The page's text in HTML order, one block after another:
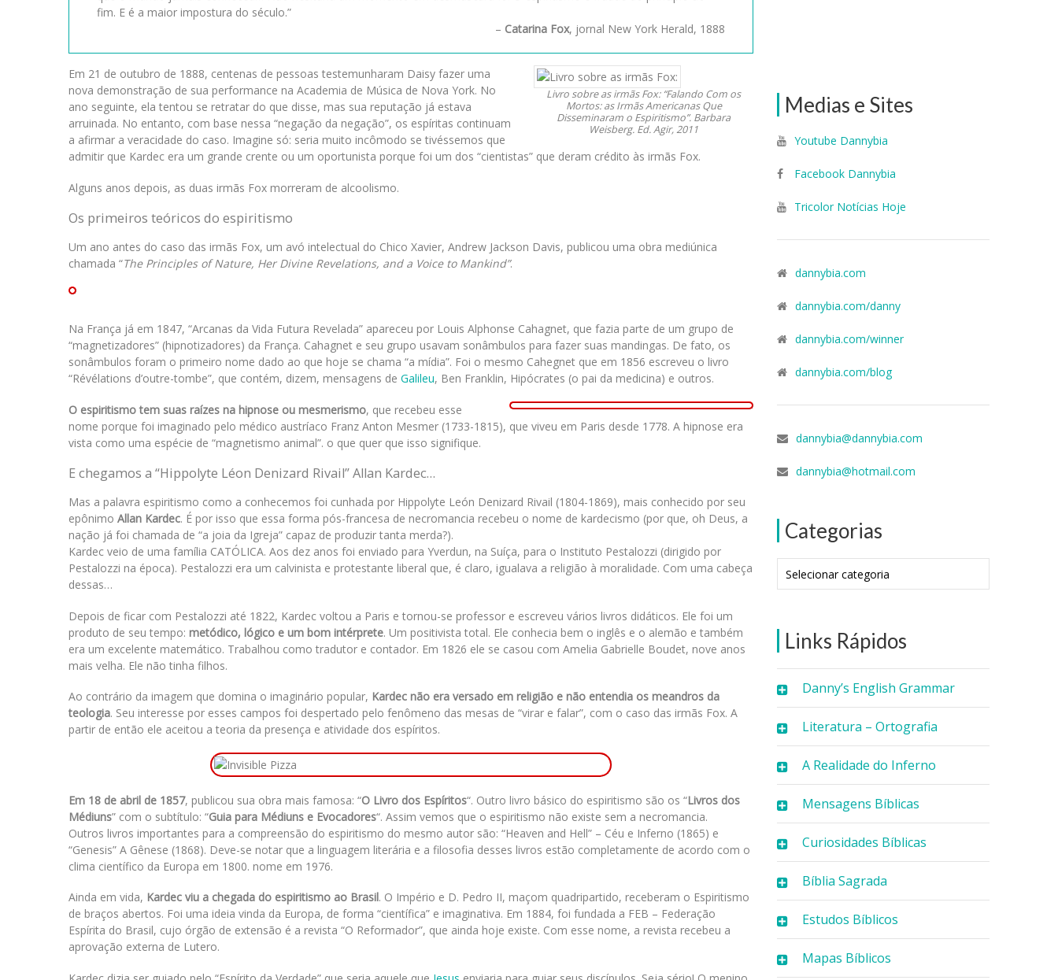
Medias e Sites
Youtube Dannybia
Facebook Dannybia
Tricolor Notícias Hoje
dannybia.com
dannybia.com/danny
dannybia.com/winner
dannybia.com/blog
dannybia@dannybia.com
dannybia@hotmail.com
Categorias
Links Rápidos
Danny’s English Grammar
Literatura – Ortografia
A Realidade do Inferno
Mensagens Bíblicas
Curiosidades Bíblicas
Bíblia Sagrada
Estudos Bíblicos
Mapas Bíblicos
fim. E é a maior impostura do século.”
– Catarina Fox, jornal New York Herald, 1888
Livro sobre as irmãs Fox: “Falando Com os
Mortos: as Irmãs Americanas Que
Disseminaram o Espiritismo”. Barbara
Weisberg. Ed. Agir, 2011
Em 21 de outubro de 1888, centenas de pessoas testemunharam Daisy fazer uma
nova demonstração de sua performance na Academia de Música de Nova York. No
ano seguinte, ela tentou se retratar do que disse, mas sua reputação já estava
arruinada. No entanto, com base nessa “negação da negação”, os espíritas continuam
a afirmar a veracidade do caso. Imagine só: seria muito incômodo se tivéssemos que
admitir que Kardec era um grande crente ou um oportunista porque foi um dos “cientistas” que deram crédito às irmãs Fox.
Alguns anos depois, as duas irmãs Fox morreram de alcoolismo.
Os primeiros teóricos do espiritismo
Um ano antes do caso das irmãs Fox, um avó intelectual do Chico Xavier, Andrew Jackson Davis, publicou uma obra mediúnica
chamada “The Principles of Nature, Her Divine Revelations, and a Voice to Mankind”.
Na França já em 1847, “Arcanas da Vida Futura Revelada” apareceu por Louis Alphonse Cahagnet, que fazia parte de um grupo de
“magnetizadores” (hipnotizadores) da França. Cahagnet e seu grupo usavam sonâmbulos para fazer suas mandingas. De fato, os
sonâmbulos foram o primeiro nome dado ao que hoje se chama “a mídia”. Foi o mesmo Cahegnet que em 1856 escreveu o livro
“Révélations d’outre-tombe”, que contém, dizem, mensagens de Galileu, Ben Franklin, Hipócrates (o pai da medicina) e outros.
O espiritismo tem suas raízes na hipnose ou mesmerismo, que recebeu esse
nome porque foi imaginado pelo médico austríaco Franz Anton Mesmer (1733-1815), que viveu em Paris desde 1778. A hipnose era
vista como uma espécie de “magnetismo animal”. o que quer que isso signifique.
E chegamos a “Hippolyte Léon Denizard Rivail” Allan Kardec…
Mas a palavra espiritismo como a conhecemos foi cunhada por Hippolyte León Denizard Rivail (1804-1869), mais conhecido por seu
epônimo Allan Kardec. É por isso que essa forma pós-francesa de necromancia recebeu o nome de kardecismo (por que, oh Deus, a
nação já foi chamada de “a joia da Igreja” capaz de produzir tanta merda?).
Kardec veio de uma família CATÓLICA. Aos dez anos foi enviado para Yverdun, na Suíça, para o Instituto Pestalozzi (dirigido por
Pestalozzi na época). Pestalozzi era um calvinista e protestante liberal que, é claro, igualava a religião à moralidade. Com uma cabeça
dessas…
Depois de ficar com Pestalozzi até 1822, Kardec voltou a Paris e tornou-se professor e escreveu vários livros didáticos. Ele foi um
produto de seu tempo: metódico, lógico e um bom intérprete. Um positivista total. Ele conhecia bem o inglês e o alemão e também
era um excelente matemático. Trabalhou como tradutor e contador. Em 1826 ele se casou com Amelia Gabrielle Boudet, nove anos
mais velha. Ele não tinha filhos.
Ao contrário da imagem que domina o imaginário popular, Kardec não era versado em religião e não entendia os meandros da
teologia. Seu interesse por esses campos foi despertado pelo fenômeno das mesas de “virar e falar”, com o caso das irmãs Fox. A
partir de então ele aceitou a teoria da presença e atividade dos espíritos.
Em 18 de abril de 1857, publicou sua obra mais famosa: “O Livro dos Espíritos“. Outro livro básico do espiritismo são os “Livros dos
Médiuns” com o subtítulo: “Guia para Médiuns e Evocadores“. Assim vemos que o espiritismo não existe sem a necromancia.
Outros livros importantes para a compreensão do espiritismo do mesmo autor são: “Heaven and Hell” – Céu e Inferno (1865) e
“Genesis” A Gênese (1868). Deve-se notar que a linguagem literária e a filosofia desses livros estão completamente de acordo com o
clima científico da Europa em 1800. nome em 1976.
Ainda em vida, Kardec viu a chegada do espiritismo ao Brasil. O Império e D. Pedro II, maçom quadripartido, receberam o Espiritismo
de braços abertos. Foi uma ideia vinda da Europa, de forma “científica” e imaginativa. Em 1884, foi fundada a FEB – Federação
Espírita do Brasil, cujo órgão de extensão é a revista “O Reformador”, que ainda hoje existe. Com esse nome, a revista recebeu a
aprovação externa de Lutero.